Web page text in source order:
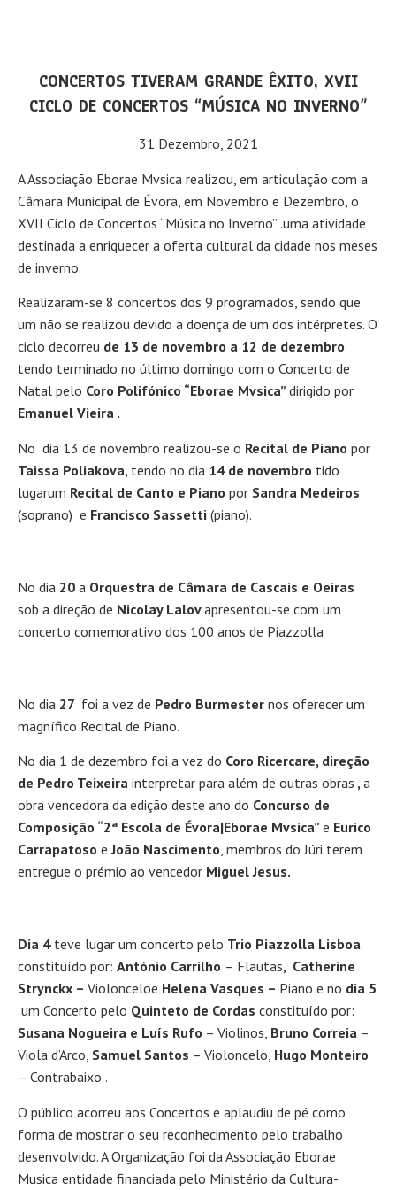
CONCERTOS TIVERAM GRANDE ÊXITO, XVII
CICLO DE CONCERTOS “MÚSICA NO INVERNO”
31 Dezembro, 2021
A Associação Eborae Mvsica realizou, em articulação com a
Câmara Municipal de Évora, em Novembro e Dezembro, o
XVII Ciclo de Concertos “Música no Inverno” .uma atividade
destinada a enriquecer a oferta cultural da cidade nos meses
de inverno.
Realizaram-se 8 concertos dos 9 programados, sendo que
um não se realizou devido a doença de um dos intérpretes. O
ciclo decorreu de 13 de novembro a 12 de dezembro
tendo terminado no último domingo com o Concerto de
Natal pelo Coro Polifónico “Eborae Mvsica” dirigido por
Emanuel Vieira .
No dia 13 de novembro realizou-se o Recital de Piano por
Taissa Poliakova, tendo no dia 14 de novembro tido
lugarum Recital de Canto e Piano por Sandra Medeiros
(soprano) e Francisco Sassetti (piano).
No dia 20 a Orquestra de Câmara de Cascais e Oeiras
sob a direção de Nicolay Lalovapresentou-se com um
concerto comemorativo dos 100 anos de Piazzolla
No dia 27 foi a vez de Pedro Burmester nos oferecer um
magnífico Recital de Piano.
No dia 1 de dezembro foi a vez do Coro Ricercare, direção
de Pedro Teixeira interpretar para além de outras obras , a
obra vencedora da edição deste ano do Concurso de
Composição “2ª Escola de Évora|Eborae Mvsica” e Eurico
Carrapatoso eJoão Nascimento, membros do Júri terem
entregue o prémio ao vencedor Miguel Jesus.
Dia 4 teve lugar um concerto pelo Trio Piazzolla Lisboa
constituído por: António Carrilho – Flautas, Catherine
Strynckx – Violonceloe Helena Vasques – Piano e no dia 5
um Concerto pelo Quinteto de Cordas constituído por:
Susana Nogueira e Luís Rufo – Violinos, Bruno Correia –
Viola d’Arco, Samuel Santos – Violoncelo, Hugo Monteiro
– Contrabaixo .
O público acorreu aos Concertos e aplaudiu de pé como
forma de mostrar o seu reconhecimento pelo trabalho
desenvolvido. A Organização foi da Associação Eborae
Musica entidade financiada pelo Ministério da Cultura-